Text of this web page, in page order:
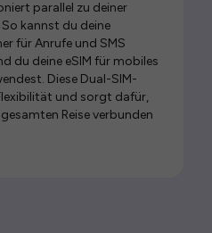
parallel zu deiner
kannst du deine
für Anrufe und SMS
du deine eSIM für mobiles
Diese Dual-SIM-
und sorgt dafür,
Reise verbunden